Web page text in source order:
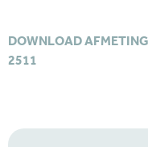
DOWNLOAD
2511